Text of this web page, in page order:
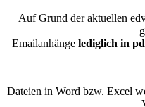
Auf Grund der aktuellen
Emailanhänge lediglich in
Dateien in Word bzw. Excel